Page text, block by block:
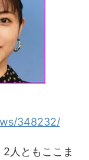
348232/
人ともここま